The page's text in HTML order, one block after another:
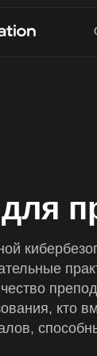
кто